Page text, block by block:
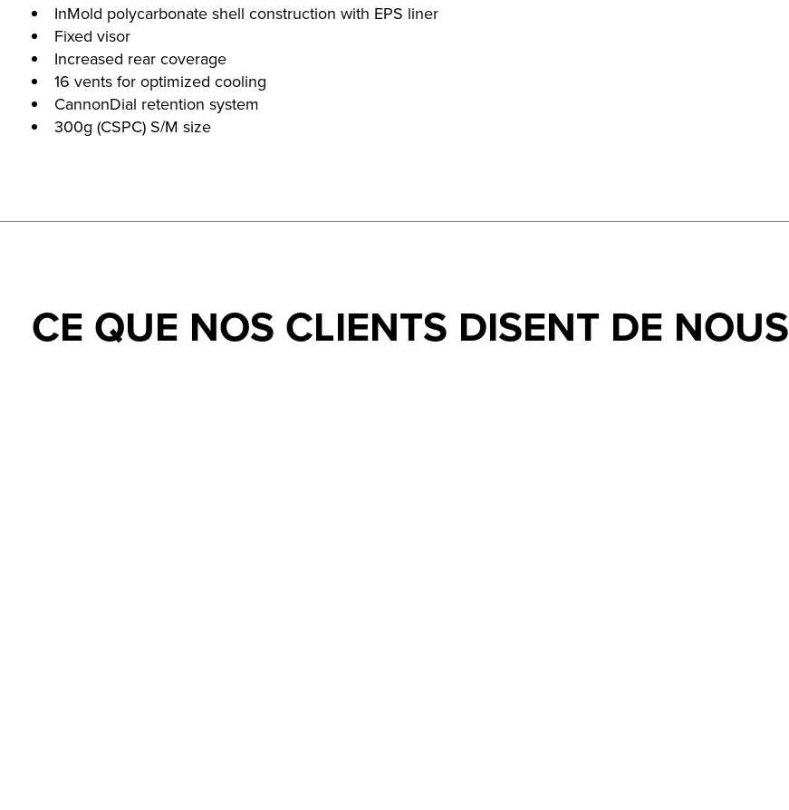
InMold polycarbonate shell construction with EPS liner
Fixed visor
Increased rear coverage
16 vents for optimized cooling
CannonDial retention system
300g (CSPC) S/M size
CE QUE NOS CLIENTS DISENT DE NOUS